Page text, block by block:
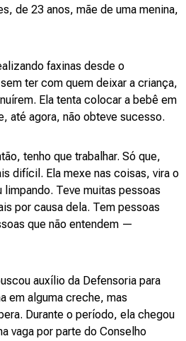
de 23 anos, mãe de uma menina,
faxinas desde o
ter com quem deixar a criança,
Ela tenta colocar a bebê em
até agora, não obteve sucesso.
tenho que trabalhar. Só que,
difícil. Ela mexe nas coisas, vira o
limpando. Teve muitas pessoas
por causa dela. Tem pessoas
que não entendem —
auxílio da Defensoria para
em alguma creche, mas
Durante o período, ela chegou
vaga por parte do Conselho